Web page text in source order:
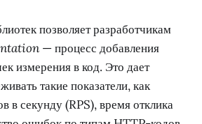
позволяет разработчикам
— процесс добавления
измерения в код. Это дает
такие показатели, как
в секунду (RPS), время отклика